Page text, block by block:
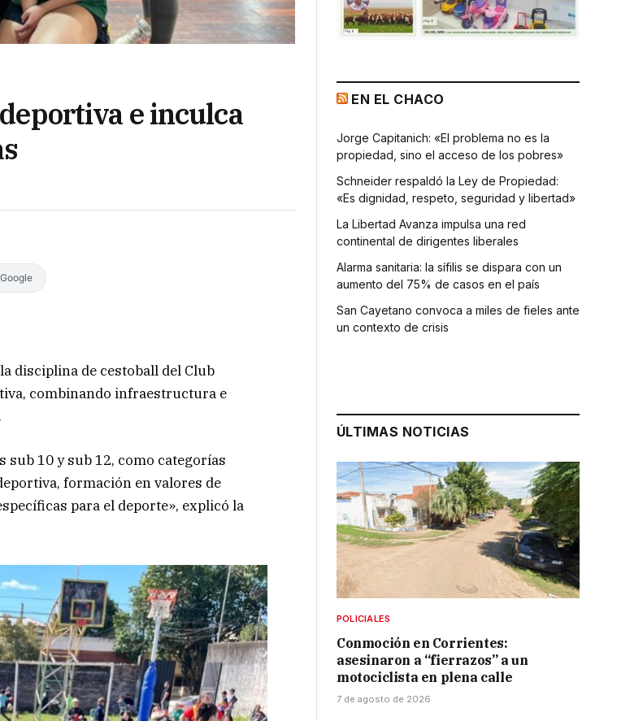
e inculca
disciplina de cestoball del Club
combinando infraestructura e
10 y sub 12, como categorías
formación en valores de
para el deporte», explicó la
EN EL CHACO
Jorge Capitanich: «El problema no es la
propiedad, sino el acceso de los pobres»
Schneider respaldó la Ley de Propiedad:
«Es dignidad, respeto, seguridad y libertad»
La Libertad Avanza impulsa una red
continental de dirigentes liberales
Alarma sanitaria: la sífilis se dispara con un
aumento del 75% de casos en el país
San Cayetano convoca a miles de fieles ante
un contexto de crisis
ÚLTIMAS NOTICIAS
POLICIALES
Conmoción en Corrientes:
asesinaron a “fierrazos” a un
motociclista en plena calle
7 de agosto de 2026